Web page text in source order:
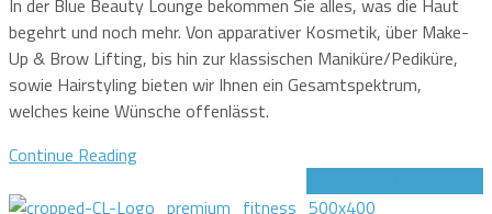
begehrt und noch mehr. Von apparativer Kosmetik, über Make-
Up & Brow Lifting, bis hin zur klassischen Maniküre/Pediküre,
sowie Hairstyling bieten wir Ihnen ein Gesamtspektrum,
welches keine Wünsche offenlässt.
Continue Reading